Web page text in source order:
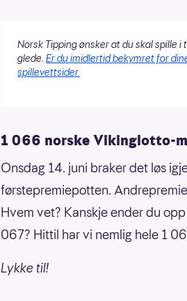
Norsk Tipping ønsker at du skal spille
glede. Er du imidlertid bekymret for
spillevettsider.
1 066 norske Vikinglotto-
Onsdag 14. juni braker det løs
førstepremiepotten.
Hvem vet? Kanskje ender du
067? Hittil har vi nemlig hele 1
Lykke til!